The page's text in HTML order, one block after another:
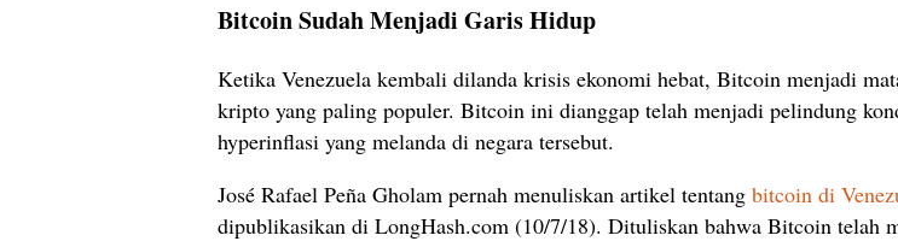
Bitcoin Sudah Menjadi Garis Hidup
Ketika Venezuela kembali dilanda krisis ekonomi hebat, Bitcoin menjadi
kripto yang paling populer. Bitcoin ini dianggap telah menjadi pelindung
hyperinflasi yang melanda di negara tersebut.
José Rafael Peña Gholam pernah menuliskan artikel tentang bitcoin di
dipublikasikan di LongHash.com (10/7/18). Dituliskan bahwa Bitcoin telah